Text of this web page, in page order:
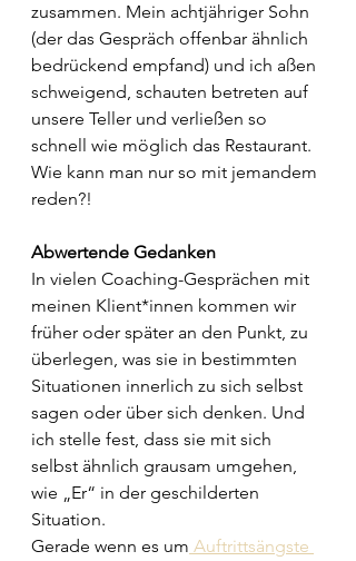
zusammen. Mein achtjähriger Sohn
(der das Gespräch offenbar ähnlich
bedrückend empfand) und ich aßen
schweigend, schauten betreten auf
unsere Teller und verließen so
schnell wie möglich das Restaurant.
Wie kann man nur so mit jemandem
reden?!
Abwertende Gedanken
In vielen Coaching-Gesprächen mit
meinen Klient*innen kommen wir
früher oder später an den Punkt, zu
überlegen, was sie in bestimmten
Situationen innerlich zu sich selbst
sagen oder über sich denken. Und
ich stelle fest, dass sie mit sich
selbst ähnlich grausam umgehen,
wie „Er“ in der geschilderten
Situation.
Gerade wenn es um Auftrittsängste